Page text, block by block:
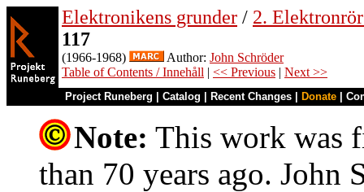
Elektronikens grunder / 2.
117
(1966-1968) Author: John Schröder
Table of Contents / Innehåll | << Previous | Next >>
Project Runeberg Catalog Recent Changes Donate
Note: This work was
than 70 years ago. John